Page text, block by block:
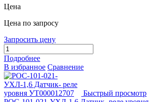
Цена
Цена по запросу
Запросить цену
Подробнее
В избранное Сравнение
Быстрый просмотр